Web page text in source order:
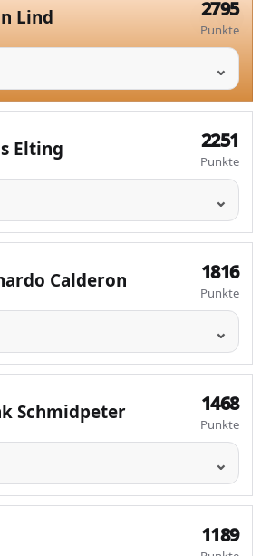
Lind 2795
Punkte
Elting 2251
Punkte
Calderon 1816
Punkte
Schmidpeter 1468
Punkte
1189